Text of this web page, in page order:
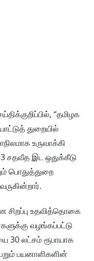
“தமிழக
துறையில்
உருவாக்கி
3 சதவீத இட ஒதுக்கீடு
பொதுத்துறை
சிறப்பு உதவித்தொகை
வழங்கப்பட்டு
லட்சம் ரூபாயாக
பயனாளிகளின்